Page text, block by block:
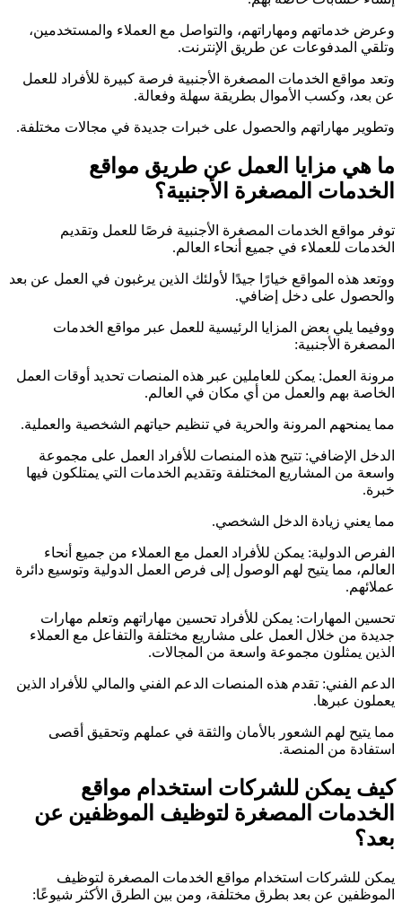
وعرض خدماتهم ومهاراتهم، والتواصل مع العملاء والمستخدمين،
وتلقي المدفوعات عن طريق الإنترنت.
وتعد مواقع الخدمات المصغرة الأجنبية فرصة كبيرة للأفراد للعمل
عن بعد، وكسب الأموال بطريقة سهلة وفعالة.
وتطوير مهاراتهم والحصول على خبرات جديدة في مجالات مختلفة.
ما هي مزايا العمل عن طريق مواقع
الخدمات المصغرة الأجنبية؟
توفر مواقع الخدمات المصغرة الأجنبية فرصًا للعمل وتقديم
الخدمات للعملاء في جميع أنحاء العالم.
ووتعد هذه المواقع خيارًا جيدًا لأولئك الذين يرغبون في العمل عن بعد
والحصول على دخل إضافي.
ووفيما يلي بعض المزايا الرئيسية للعمل عبر مواقع الخدمات
المصغرة الأجنبية:
مرونة العمل: يمكن للعاملين عبر هذه المنصات تحديد أوقات العمل
الخاصة بهم والعمل من أي مكان في العالم.
مما يمنحهم المرونة والحرية في تنظيم حياتهم الشخصية والعملية.
الدخل الإضافي: تتيح هذه المنصات للأفراد العمل على مجموعة
واسعة من المشاريع المختلفة وتقديم الخدمات التي يمتلكون فيها
خبرة.
مما يعني زيادة الدخل الشخصي.
الفرص الدولية: يمكن للأفراد العمل مع العملاء من جميع أنحاء
العالم، مما يتيح لهم الوصول إلى فرص العمل الدولية وتوسيع دائرة
عملائهم.
تحسين المهارات: يمكن للأفراد تحسين مهاراتهم وتعلم مهارات
جديدة من خلال العمل على مشاريع مختلفة والتفاعل مع العملاء
الذين يمثلون مجموعة واسعة من المجالات.
الدعم الفني: تقدم هذه المنصات الدعم الفني والمالي للأفراد الذين
يعملون عبرها.
مما يتيح لهم الشعور بالأمان والثقة في عملهم وتحقيق أقصى
استفادة من المنصة.
كيف يمكن للشركات استخدام مواقع
الخدمات المصغرة لتوظيف الموظفين عن
بعد؟
يمكن للشركات استخدام مواقع الخدمات المصغرة لتوظيف
الموظفين عن بعد بطرق مختلفة، ومن بين الطرق الأكثر شيوعًا: